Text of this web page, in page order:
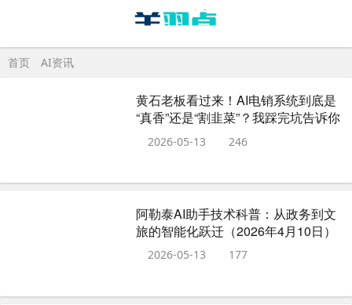
首页 AI资讯
黄石老板看过来！AI电销系统到底是
“真香”还是“割韭菜”？我踩完坑告诉你
大实话
2026-05-13 246
阿勒泰AI助手技术科普：从政务到文
旅的智能化跃迁（2026年4月10日）
2026-05-13 177